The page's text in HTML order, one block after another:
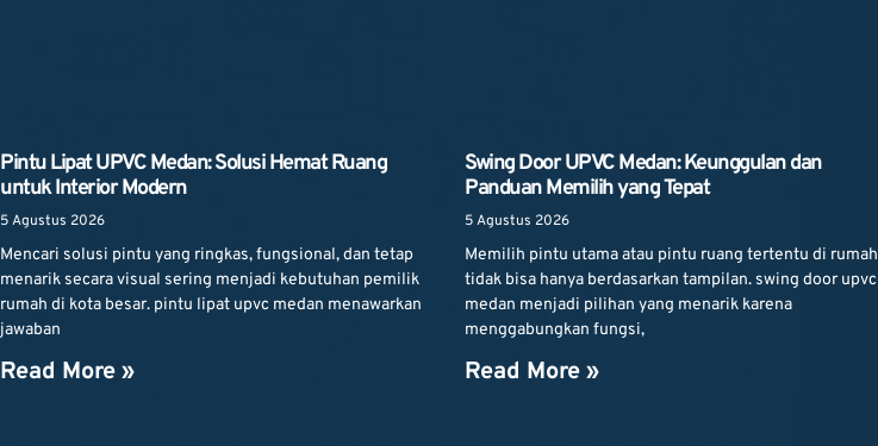
Pintu Lipat UPVC Medan: Solusi Hemat Ruang
untuk Interior Modern
5 Agustus 2026
Mencari solusi pintu yang ringkas, fungsional, dan tetap
menarik secara visual sering menjadi kebutuhan pemilik
rumah di kota besar. pintu lipat upvc medan menawarkan
jawaban
Read More »
Swing Door UPVC Medan: Keunggulan dan
Panduan Memilih yang Tepat
5 Agustus 2026
Memilih pintu utama atau pintu ruang tertentu di rumah
tidak bisa hanya berdasarkan tampilan. swing door upvc
medan menjadi pilihan yang menarik karena
menggabungkan fungsi,
Read More »